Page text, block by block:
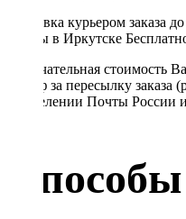
Доставка курьером заказа
Почты в Иркутске
Окончательная стоимость
Тариф за пересылку заказа
в отделении Почты России